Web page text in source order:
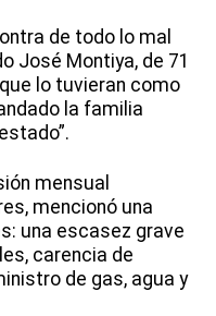
de todo lo mal
José Montiya, de 71
lo tuvieran como
la familia
mensual
mencionó una
una escasez grave
carencia de
de gas, agua y